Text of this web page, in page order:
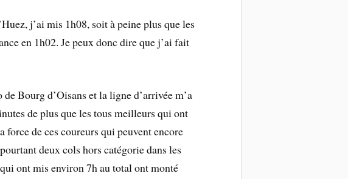
j’ai mis 1h08, soit à peine plus que les
en 1h02. Je peux donc dire que j’ai fait
Bourg d’Oisans et la ligne d’arrivée m’a
de plus que les tous meilleurs qui ont
de ces coureurs qui peuvent encore
deux cols hors catégorie dans les
ont mis environ 7h au total ont monté